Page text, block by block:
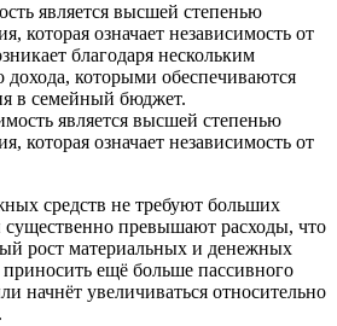
является высшей степенью
которая означает независимость от
благодаря нескольким
дохода, которыми обеспечиваются
в семейный бюджет.
средств не требуют больших
существенно превышают расходы, что
рост материальных и денежных
приносить ещё больше пассивного
начнёт увеличиваться относительно